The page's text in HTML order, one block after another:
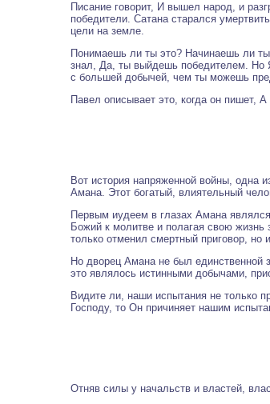
Писание говорит, И вышел народ, и
победители. Сатана старался
цели на земле.
Понимаешь ли ты это? Начинаешь ли
знал, Да, ты выйдешь победителем. Но
с большей добычей, чем ты можешь
Павел описывает это, когда он
Вот история напряженной войны, одна
Амана. Этот богатый, влиятельный
Первым иудеем в глазах Амана
Божий к молитве и полагая свою
только отменил смертный приговор,
Но дворец Амана не был единственной
это являлось истинными добычами,
Видите ли, наши испытания не только
Господу, то Он причиняет нашим
Отняв силы у начальств и властей,